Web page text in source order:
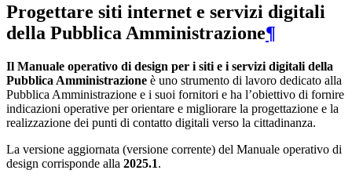
Progettare siti internet e servizi digitali
della Pubblica Amministrazione¶
Il Manuale operativo di design per i siti e i servizi digitali della
Pubblica Amministrazione è uno strumento di lavoro dedicato alla
Pubblica Amministrazione e i suoi fornitori e ha l’obiettivo di fornire
indicazioni operative per orientare e migliorare la progettazione e la
realizzazione dei punti di contatto digitali verso la cittadinanza.
La versione aggiornata (versione corrente) del Manuale operativo di
design corrisponde alla 2025.1.